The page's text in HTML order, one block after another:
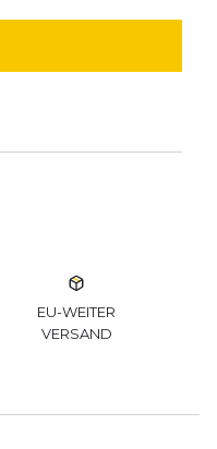
EU-WEITER
VERSAND